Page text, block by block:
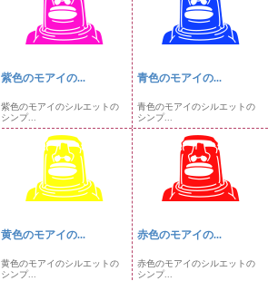
紫色のモアイの...
紫色のモアイのシルエットの
シンプ...
青色のモアイの...
青色のモアイのシルエットの
シンプ...
黄色のモアイの...
黄色のモアイのシルエットの
シンプ...
赤色のモアイの...
赤色のモアイのシルエットの
シンプ...